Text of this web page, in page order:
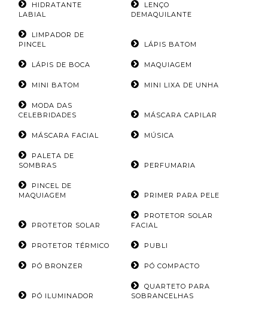
HIDRATANTE
LABIAL
LENÇO
DEMAQUILANTE
LIMPADOR DE
PINCEL
LÁPIS BATOM
LÁPIS DE BOCA MAQUIAGEM
MINI BATOM MINI LIXA DE UNHA
MODA DAS
CELEBRIDADES
MÁSCARA CAPILAR
MÁSCARA FACIAL MÚSICA
PALETA DE
SOMBRAS
PERFUMARIA
PINCEL DE
MAQUIAGEM
PRIMER PARA PELE
PROTETOR SOLAR
PROTETOR SOLAR
FACIAL
PROTETOR TÉRMICO PUBLI
PÓ BRONZER PÓ COMPACTO
PÓ ILUMINADOR
QUARTETO PARA
SOBRANCELHAS